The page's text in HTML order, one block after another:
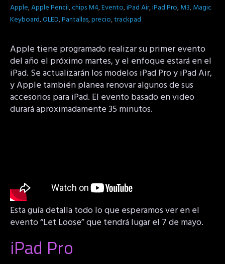
Apple,Apple Pencil,chips M4,Evento,iPad Air,iPad Pro,M3,Magic
Keyboard,OLED,Pantallas,precio,trackpad
Apple tiene programado realizar su primer evento
del año el próximo martes, y el enfoque estará en el
iPad. Se actualizarán los modelos iPad Pro y iPad Air,
y Apple también planea renovar algunos de sus
accesorios para iPad. El evento basado en video
durará aproximadamente 35 minutos.
Esta guía detalla todo lo que esperamos ver en el
evento “Let Loose” que tendrá lugar el 7 de mayo.
iPad Pro